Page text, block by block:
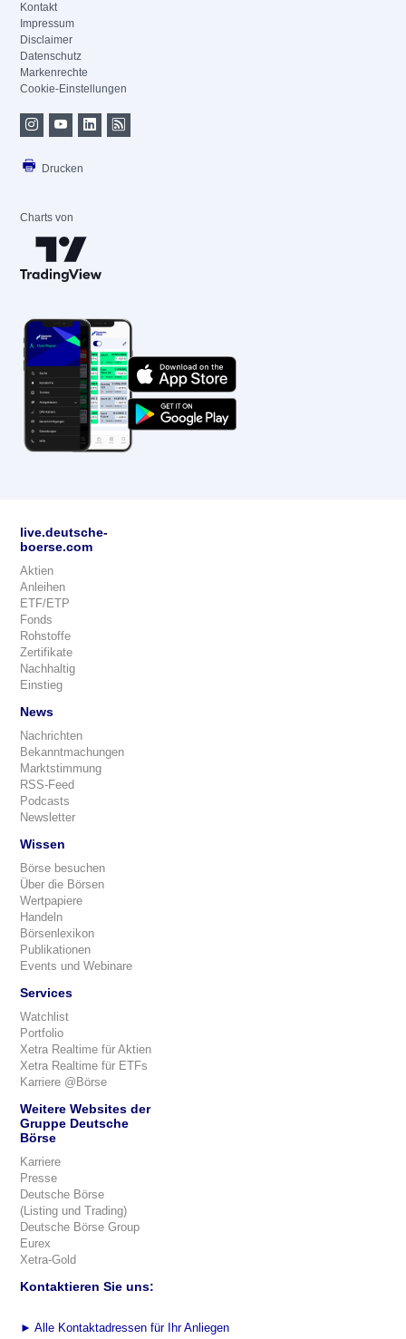
Kontakt
Impressum
Disclaimer
Datenschutz
Markenrechte
Cookie-Einstellungen
Drucken
Charts von
live.deutsche-
boerse.com
Aktien
Anleihen
ETF/ETP
Fonds
Rohstoffe
Zertifikate
Nachhaltig
Einstieg
News
Nachrichten
Bekanntmachungen
Marktstimmung
RSS-Feed
Podcasts
Newsletter
Wissen
Börse besuchen
Über die Börsen
Wertpapiere
Handeln
Börsenlexikon
Publikationen
Events und Webinare
Services
Watchlist
Portfolio
Xetra Realtime für Aktien
Xetra Realtime für ETFs
Karriere @Börse
Weitere Websites der
Gruppe Deutsche
Börse
Karriere
Presse
Deutsche Börse
(Listing und Trading)
Deutsche Börse Group
Eurex
Xetra-Gold
Kontaktieren Sie uns:
► Alle Kontaktadressen für Ihr Anliegen